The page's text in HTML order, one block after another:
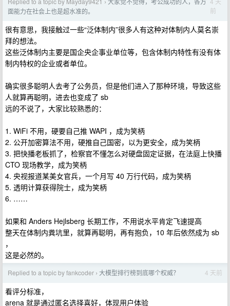
›
面能力在社会上也是超水准的。
前
很有意思，我接触过一些“泛体制内”很多人有这种对体制内人莫名崇
拜的想法。
这些泛体制内主要是国企央企事业单位等，包含体制内特性有没有体
制内特权的企业或者单位。
确实很多聪明人去考了公务员，但是他们进入了那种环境，导致这些
人就算再聪明，进去也变成了 sb
远的不说了，大家比较熟悉的：
1. WiFi 不用，硬要自己推 WAPI ，成为笑柄
2. 公开加密算法不用，硬推自己国密，以为更安全，成为笑柄
3. 把快播老板抓了，检察官不懂怎么对硬盘固定证据，在法庭上快播
CTO 现场教学，成为笑柄
4. 央视报道某美女官兵，一个月写 40 万行代码，成为笑柄
5. 透明计算获得院士，成为笑柄
6. ……
如果和 Anders Hejlsberg 长期工作，不用说水平肯定飞速提高
整天在体制内粪坑里，就算再聪明，再有抱负，10 年后依然成为 sb
，
这是必然的。
Replied to a topic by fankcoder › 大模型排行榜到底哪个权威？ 4 天前
看评分标准，
arena 就是通过匿名选择喜好，体现用户体验